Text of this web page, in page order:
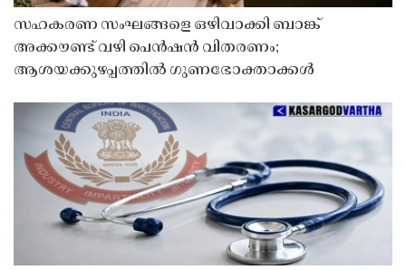
സഹകരണ സംഘങ്ങളെ ഒഴിവാക്കി ബാങ്ക്
അക്കൗണ്ട് വഴി പെൻഷൻ വിതരണം;
ആശയക്കുഴപ്പത്തിൽ ഗുണഭോക്താക്കൾ